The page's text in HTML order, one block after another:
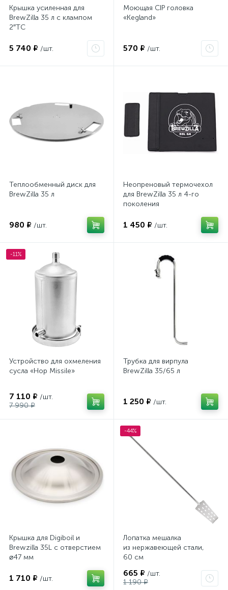
Крышка усиленная для
BrewZilla 35 л с клампом
2″TC
5 740 ₽ /шт.
Моющая CIP головка
«Kegland»
570 ₽ /шт.
Теплообменный диск для
BrewZilla 35 л
980 ₽ /шт.
Неопреновый термочехол
для BrewZilla 35 л 4-го
поколения
1 450 ₽ /шт.
-11%
Устройство для охмеления
сусла «Hop Missile»
7 110 ₽ /шт.
7 990 ₽
Трубка для вирпула
BrewZilla 35/65 л
1 250 ₽ /шт.
Крышка для Digiboil и
Brewzilla 35L с отверстием
⌀47 мм
1 710 ₽ /шт.
-44%
Лопатка мешалка
из нержавеющей стали,
60 см
665 ₽ /шт.
1 190 ₽